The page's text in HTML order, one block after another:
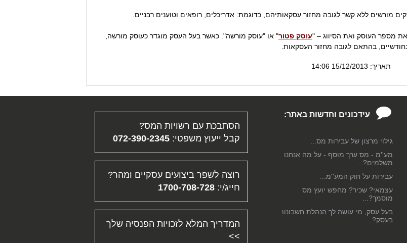
מורשים ללא קשר לגובה מחזור עסקאותיהם, כדוגמת: אדריכלים, רופאים וטוענים רבניים.
מספר העוסק ואת הסיווג – "עוסק פטור" או "עוסק מורשה". כאשר בעל העסק מוגדר כעוסק מורשה,
בהתאם לגובה מחזור העסקאות.
תאריך: 15/12/2013 14:06
עידכונים וחדשות באתר:
גילוי מרצון של עבירות מס...
מע''מ - מס ערך מוסף - על מה אנחנו
משלמים?...
עבירות על חוק המע''מ...
עצמאי? שכיר? מחפש יועץ מס
מוסמך?...
בעל עסק, מי עושה לך הנהלת חשבונות
בעסק?...
הסתבכת עם רשויות המס?
קבל ייעוץ משפטי: 072-390-2345
רוצה לשפר ביצועים עסקיים ומהר?
חייג/י: 1700-708-728
המדריך המלא לזכויות הפנסיה שלך
>>